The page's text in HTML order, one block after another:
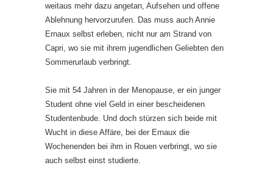
weitaus mehr dazu angetan, Aufsehen und offene
Ablehnung hervorzurufen. Das muss auch Annie
Ernaux selbst erleben, nicht nur am Strand von
Capri, wo sie mit ihrem jugendlichen Geliebten den
Sommerurlaub verbringt.
Sie mit 54 Jahren in der Menopause, er ein junger
Student ohne viel Geld in einer bescheidenen
Studentenbude. Und doch stürzen sich beide mit
Wucht in diese Affäre, bei der Ernaux die
Wochenenden bei ihm in Rouen verbringt, wo sie
auch selbst einst studierte.